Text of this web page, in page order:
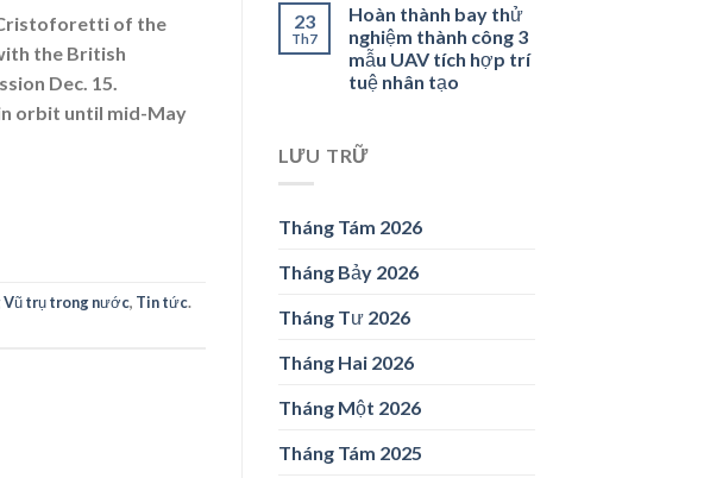
Cristoforetti of the
the British
Dec. 15.
orbit until mid-May
Vũ trụ trong nước, Tin tức.
23
Th7
Hoàn thành bay thử
nghiệm thành công 3
mẫu UAV tích hợp trí
tuệ nhân tạo
LƯU TRỮ
Tháng Tám 2026
Tháng Bảy 2026
Tháng Tư 2026
Tháng Hai 2026
Tháng Một 2026
Tháng Tám 2025